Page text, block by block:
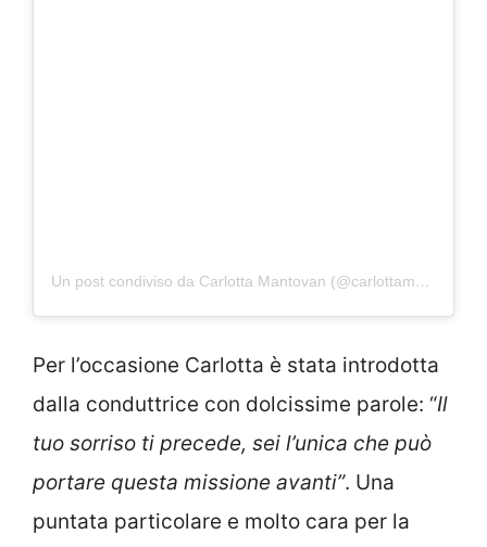
Un post condiviso da Carlotta Mantovan (@carlottamantovan2612)
Per l’occasione Carlotta è stata introdotta
dalla conduttrice con dolcissime parole: “Il
tuo sorriso ti precede, sei l’unica che può
portare questa missione avanti”. Una
puntata particolare e molto cara per la